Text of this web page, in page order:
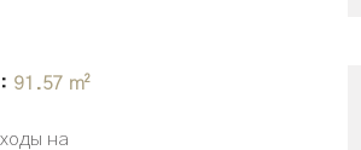
91.57 m²
на